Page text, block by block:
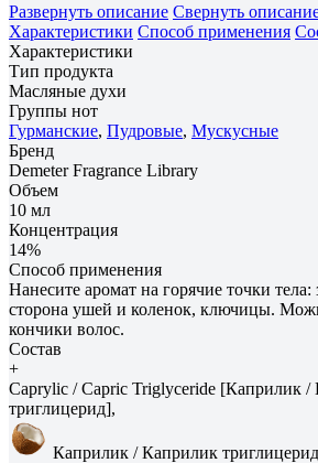
Развернуть описание Свернуть
Характеристики Способ применения
Характеристики
Тип продукта
Масляные духи
Группы нот
Гурманские, Пудровые, Мускусные
Бренд
Demeter Fragrance Library
Объем
10 мл
Концентрация
14%
Способ применения
Нанесите аромат на горячие точки тела:
сторона ушей и коленок, ключицы.
кончики волос.
Состав
+
Caprylic / Capric Triglyceride [Каприлик /
триглицерид],
Каприлик / Каприлик триглицерид